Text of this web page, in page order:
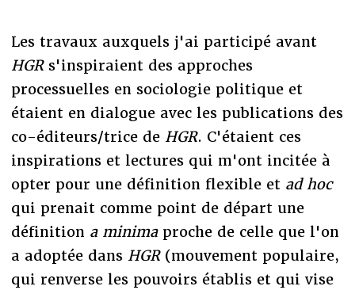
Les travaux auxquels j'ai participé avant
HGR s'inspiraient des approches
processuelles en sociologie politique et
étaient en dialogue avec les publications des
co-éditeurs/trice de HGR. C'étaient ces
inspirations et lectures qui m'ont incitée à
opter pour une définition flexible et ad hoc
qui prenait comme point de départ une
définition a minimaproche de celle que l'on
a adoptée dans HGR (mouvement populaire,
qui renverse les pouvoirs établis et qui vise